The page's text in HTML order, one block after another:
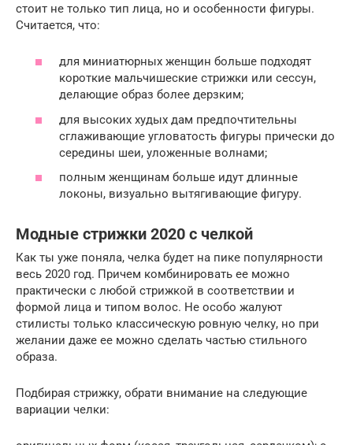
стоит не только тип лица, но и особенности фигуры.
Считается, что:
для миниатюрных женщин больше подходят
короткие мальчишеские стрижки или сессун,
делающие образ более дерзким;
для высоких худых дам предпочтительны
сглаживающие угловатость фигуры прически до
середины шеи, уложенные волнами;
полным женщинам больше идут длинные
локоны, визуально вытягивающие фигуру.
Модные стрижки 2020 с челкой
Как ты уже поняла, челка будет на пике популярности
весь 2020 год. Причем комбинировать ее можно
практически с любой стрижкой в соответствии и
формой лица и типом волос. Не особо жалуют
стилисты только классическую ровную челку, но при
желании даже ее можно сделать частью стильного
образа.
Подбирая стрижку, обрати внимание на следующие
вариации челки: